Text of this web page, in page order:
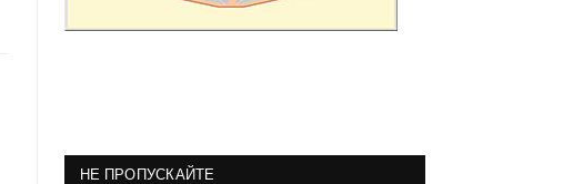
НЕ ПРОПУСКАЙТЕ